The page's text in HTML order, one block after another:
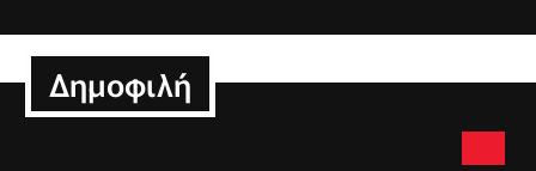
Δημοφιλή